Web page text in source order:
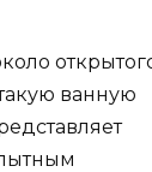
ванную